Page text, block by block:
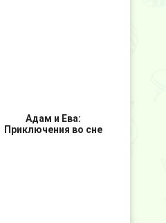
Приключения во сне